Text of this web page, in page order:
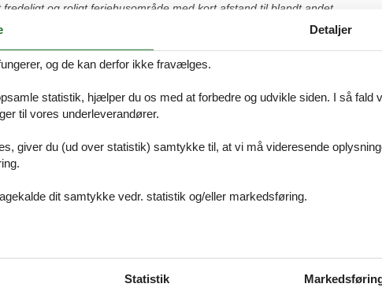
fredeligt og roligt feriehusområde med kort afstand til blandt andet
kulturhistoriske seværdigheder og Danmarks ældste købstad Tønder.
cykling og kanosejlads.
Cookies
Om os
S-Nygade 8B, 2.th -DK-7400 Herning-Danmark -Tlf: (+45) 8724 2251
Momsnr.: DK26347688
Detaljer
og de kan derfor ikke fravælges.
statistik, hjælper du os med at forbedre og udvikle siden. I så fald
til vores underleverandører.
giver du (ud over statistik) samtykke til, at vi må videresende
dit samtykke vedr. statistik og/eller markedsføring.
Statistik